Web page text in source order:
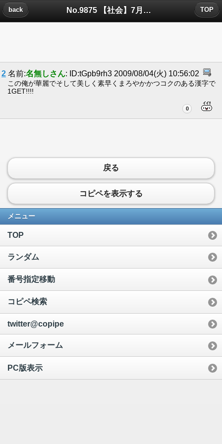
No.9875 【社会】7月の平均搭乗率が68.3% - 富士山静岡空港についたコメント
back TOP
2 名前:名無しさん: ID:tGpb9rh3 2009/08/04(火) 10:56:02
この俺が華麗でそして美しく素早くまろやかかつコクのある漢字で
1GET!!!!
0
戻る
コピペを表示する
メニュー
TOP
ランダム
番号指定移動
コピペ検索
twitter@copipe
メールフォーム
PC版表示